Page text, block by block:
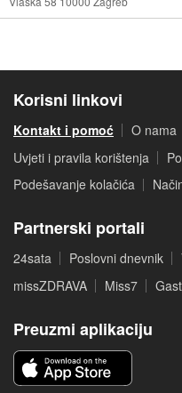
Korisni linkovi
Kontakt i pomoć O nama
Uvjeti i pravila korištenja
Podešavanje kolačića
Partnerski portali
24sata Poslovni dnevnik
missZDRAVA
Miss7
Preuzmi aplikaciju